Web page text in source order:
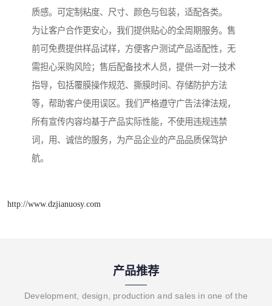
质感。可定制粘度、尺寸、颜色与包装，适配各类。
为让客户合作更安心，我们提供贴心的全周期服务。售
前可免费提供样品试样，方便客户测试产品适配性，无
需担心采购风险；售后配备技术人员，提供一对一技术
指导，包括覆膜操作规范、撕膜时间、存储防护方法
等，帮助客户使用误区。我们严格遵守广告法律法规，
所有宣传内容均基于产品实际性能，不使用违规违禁
词，用、诚信的服务，为产品企业的产品品质保驾护
航。
http://www.dzjianuosy.com
产品推荐
Development, design, production and sales in one of the